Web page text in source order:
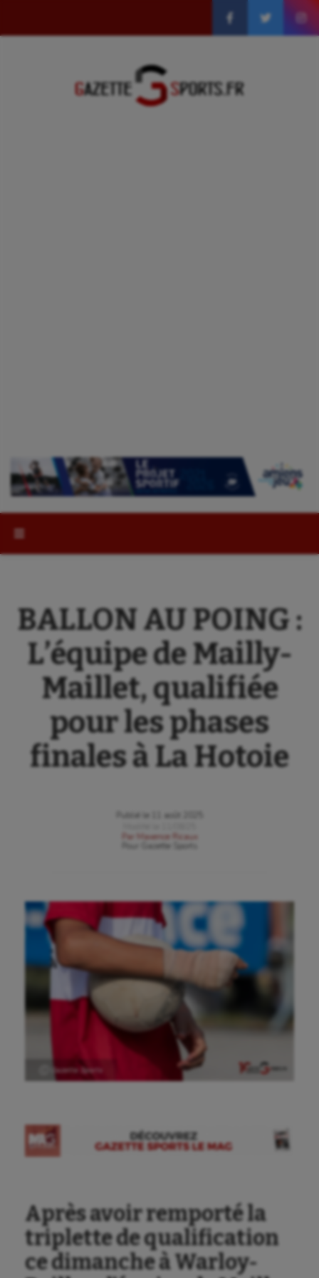
BALLON AU POING :
L’équipe de Mailly-
Maillet, qualifiée
pour les phases
finales à La Hotoie
Publié le
11 août 2025
Par
Maxence Ricaux
Gazette Sports
Ⓒ Gazette Sports
Après avoir remporté la
triplette de qualification
ce dimanche à Warloy-